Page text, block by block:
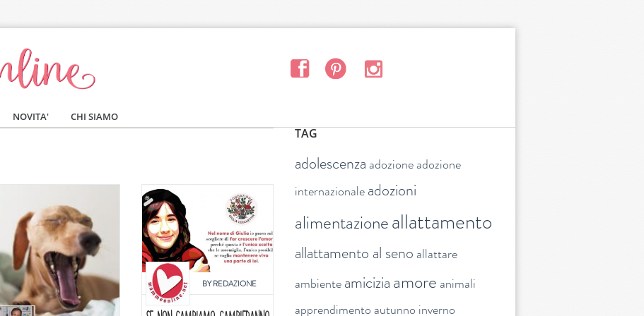
NOVITA' CHI SIAMO
BYREDAZIONE
TAG
adolescenza adozioneadozione
internazionaleadozioni
alimentazioneallattamento
allattamento al seno allattare
ambienteamiciziaamore animali
apprendimento autunno inverno